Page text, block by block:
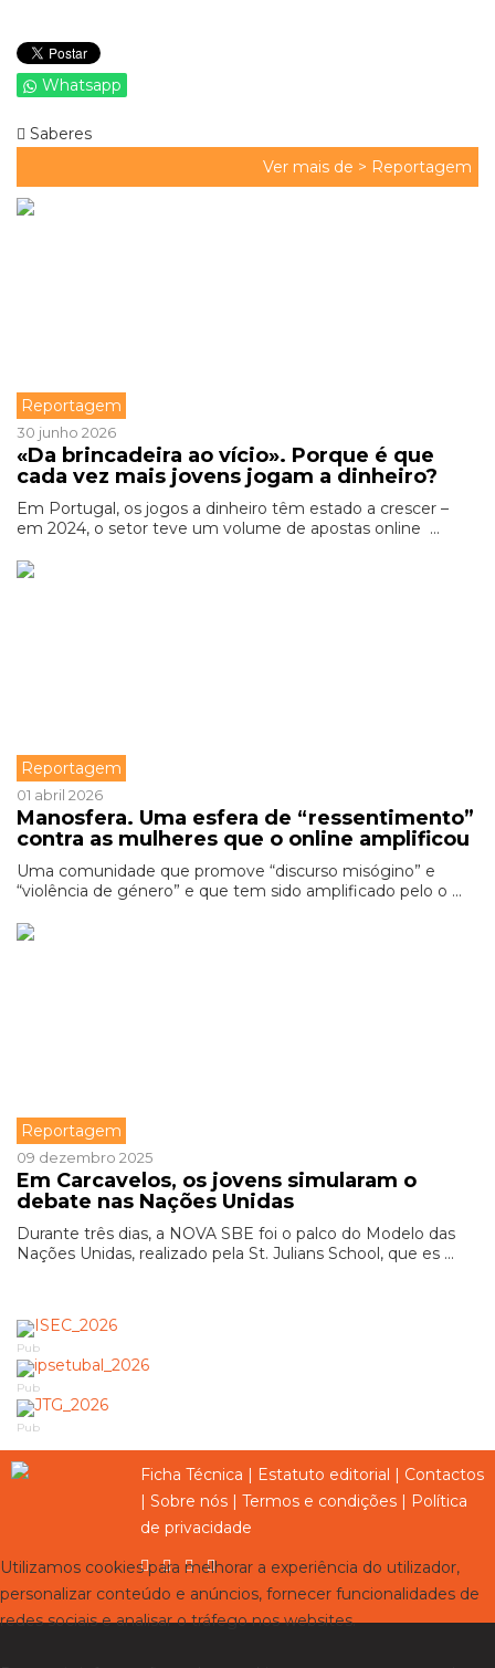
Whatsapp
Saberes
Ver mais de > Reportagem
Reportagem
30 junho 2026
«Da brincadeira ao vício». Porque é que
cada vez mais jovens jogam a dinheiro?
Em Portugal, os jogos a dinheiro têm estado a crescer –
em 2024, o setor teve um volume de apostas online ...
Reportagem
01 abril 2026
Manosfera. Uma esfera de “ressentimento”
contra as mulheres que o online amplificou
Uma comunidade que promove “discurso misógino” e
“violência de género” e que tem sido amplificado pelo o ...
Reportagem
09 dezembro 2025
Em Carcavelos, os jovens simularam o
debate nas Nações Unidas
Durante três dias, a NOVA SBE foi o palco do Modelo das
Nações Unidas, realizado pela St. Julians School, que es ...
Pub
Pub
Pub
Ficha Técnica | Estatuto editorial | Contactos
| Sobre nós | Termos e condições | Política
de privacidade
Utilizamos cookies para melhorar a experiência do utilizador,
personalizar conteúdo e anúncios, fornecer funcionalidades de
redes sociais e analisar o tráfego nos websites.